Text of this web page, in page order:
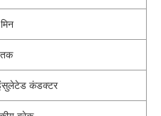
तक
कंडक्टर